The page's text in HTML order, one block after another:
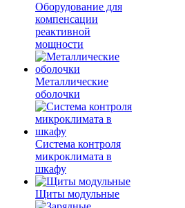
Оборудование для
компенсации
реактивной
мощности
Металлические
оболочки
Система контроля
микроклимата в
шкафу
Щиты модульные